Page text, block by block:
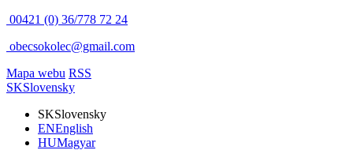
00421 (0) 36/778 72 24
obecsokolec@gmail.com
Mapa webu RSS
SKSlovensky
SKSlovensky
ENEnglish
HUMagyar